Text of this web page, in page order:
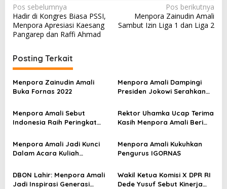
N
a
v
i
g
a
s
i
p
s
Pos sebelumnya
Hadir di Kongres Biasa PSSI,
Menpora Apresiasi Kaesang
Pangarep dan Raffi Ahmad
Pos berikutnya
Menpora Zainudin Amali
Sambut Izin Liga 1 dan Liga 2
Posting Terkait
Menpora Zainudin Amali
Buka Fornas 2022
Menpora Amali Dampingi
Presiden Jokowi Serahkan
SEA Games 2021
Menpora Amali Sebut
Indonesia Raih Peringkat
Rektor Uhamka Ucap Terima
Kasih Menpora Amali Beri
Menpora Amali Jadi Kunci
Dalam Acara Kuliah
Menpora Amali Kukuhkan
Pengurus IGORNAS
DBON Lahir: Menpora Amali
Jadi Inspirasi Generasi
Wakil Ketua Komisi X DPR RI
Dede Yusuf Sebut Kinerja